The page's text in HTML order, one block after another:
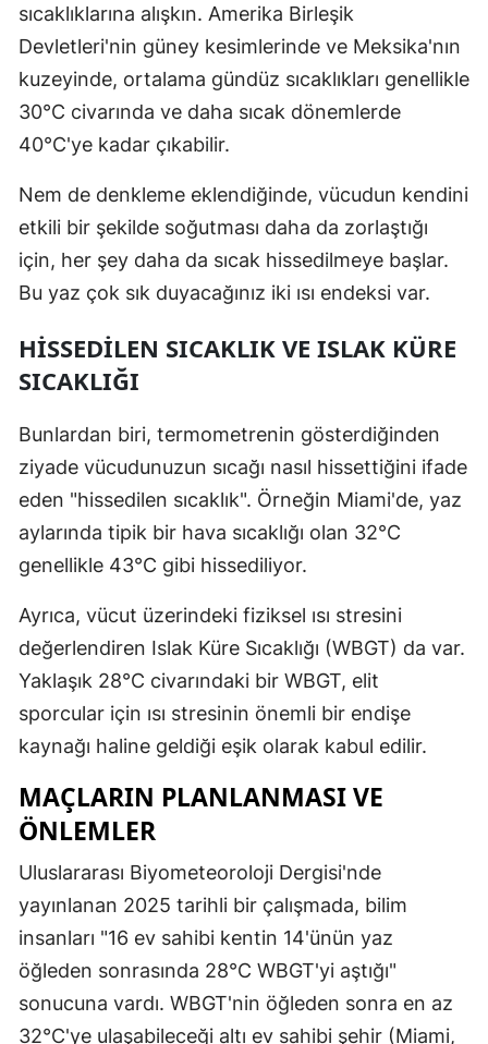
Kütahya
Mardin
Ordu
Rize
Siirt
Sivas
Tunceli
Uşak
Van
sıcaklıklarına alışkın. Amerika Birleşik
Devletleri'nin güney kesimlerinde ve Meksika'nın
kuzeyinde, ortalama gündüz sıcaklıkları genellikle
30°C civarında ve daha sıcak dönemlerde
40°C'ye kadar çıkabilir.
Nem de denkleme eklendiğinde, vücudun kendini
etkili bir şekilde soğutması daha da zorlaştığı
için, her şey daha da sıcak hissedilmeye başlar.
Bu yaz çok sık duyacağınız iki ısı endeksi var.
HISSEDILEN SICAKLIK VE ISLAK KÜRE
SICAKLIĞI
Bunlardan biri, termometrenin gösterdiğinden
ziyade vücudunuzun sıcağı nasıl hissettiğini ifade
eden "hissedilen sıcaklık". Örneğin Miami'de, yaz
aylarında tipik bir hava sıcaklığı olan 32°C
genellikle 43°C gibi hissediliyor.
Ayrıca, vücut üzerindeki fiziksel ısı stresini
değerlendiren Islak Küre Sıcaklığı (WBGT) da var.
Yaklaşık 28°C civarındaki bir WBGT, elit
sporcular için ısı stresinin önemli bir endişe
kaynağı haline geldiği eşik olarak kabul edilir.
MAÇLARIN PLANLANMASI VE
ÖNLEMLER
Uluslararası Biyometeoroloji Dergisi'nde
yayınlanan 2025 tarihli bir çalışmada, bilim
insanları "16 ev sahibi kentin 14'ünün yaz
öğleden sonrasında 28°C WBGT'yi aştığı"
sonucuna vardı. WBGT'nin öğleden sonra en az
32°C'ye ulaşabileceği altı ev sahibi şehir (Miami,